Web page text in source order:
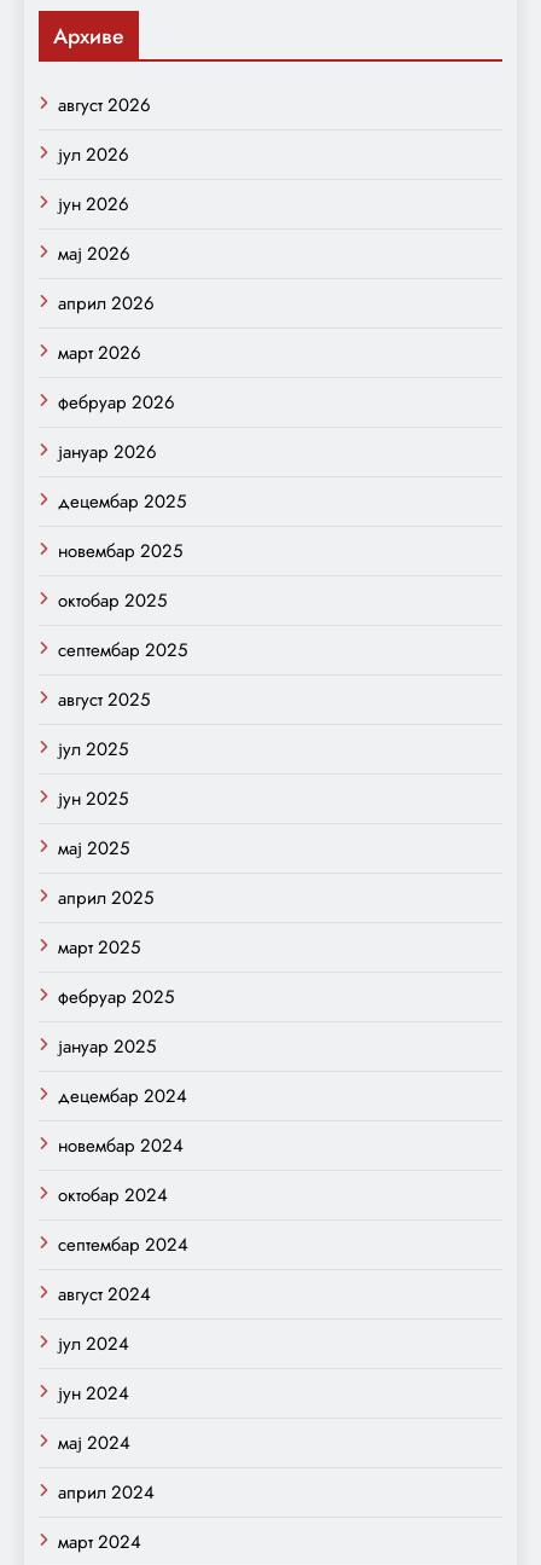
Архиве
август 2026
јул 2026
јун 2026
мај 2026
април 2026
март 2026
фебруар 2026
јануар 2026
децембар 2025
новембар 2025
октобар 2025
септембар 2025
август 2025
јул 2025
јун 2025
мај 2025
април 2025
март 2025
фебруар 2025
јануар 2025
децембар 2024
новембар 2024
октобар 2024
септембар 2024
август 2024
јул 2024
јун 2024
мај 2024
април 2024
март 2024